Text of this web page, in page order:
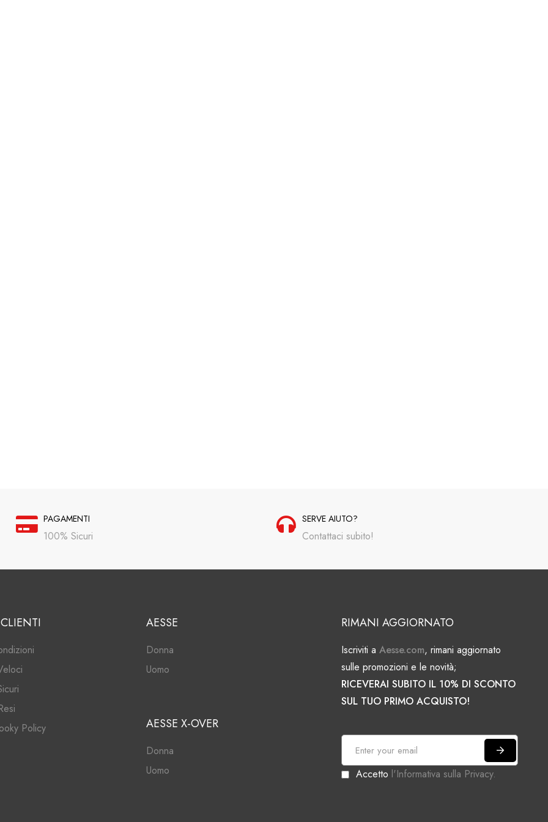
PAGAMENTI
100% Sicuri
SERVE AIUTO?
Contattaci subito!
Policy
AESSE
Donna
Uomo
AESSE X-OVER
Donna
Uomo
RIMANI AGGIORNATO
Iscriviti aAesse.com, rimani aggiornato
sulle promozioni e le novità;
RICEVERAI SUBITO IL 10% DI SCONTO
SUL TUO PRIMO ACQUISTO!
c
Accetto l'Informativa sulla Privacy.